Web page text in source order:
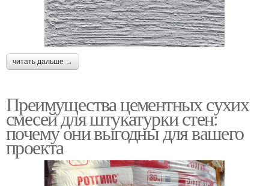
читать дальше →
Преимущества цементных сухих
смесей для штукатурки стен:
почему они выгодны для вашего
проекта